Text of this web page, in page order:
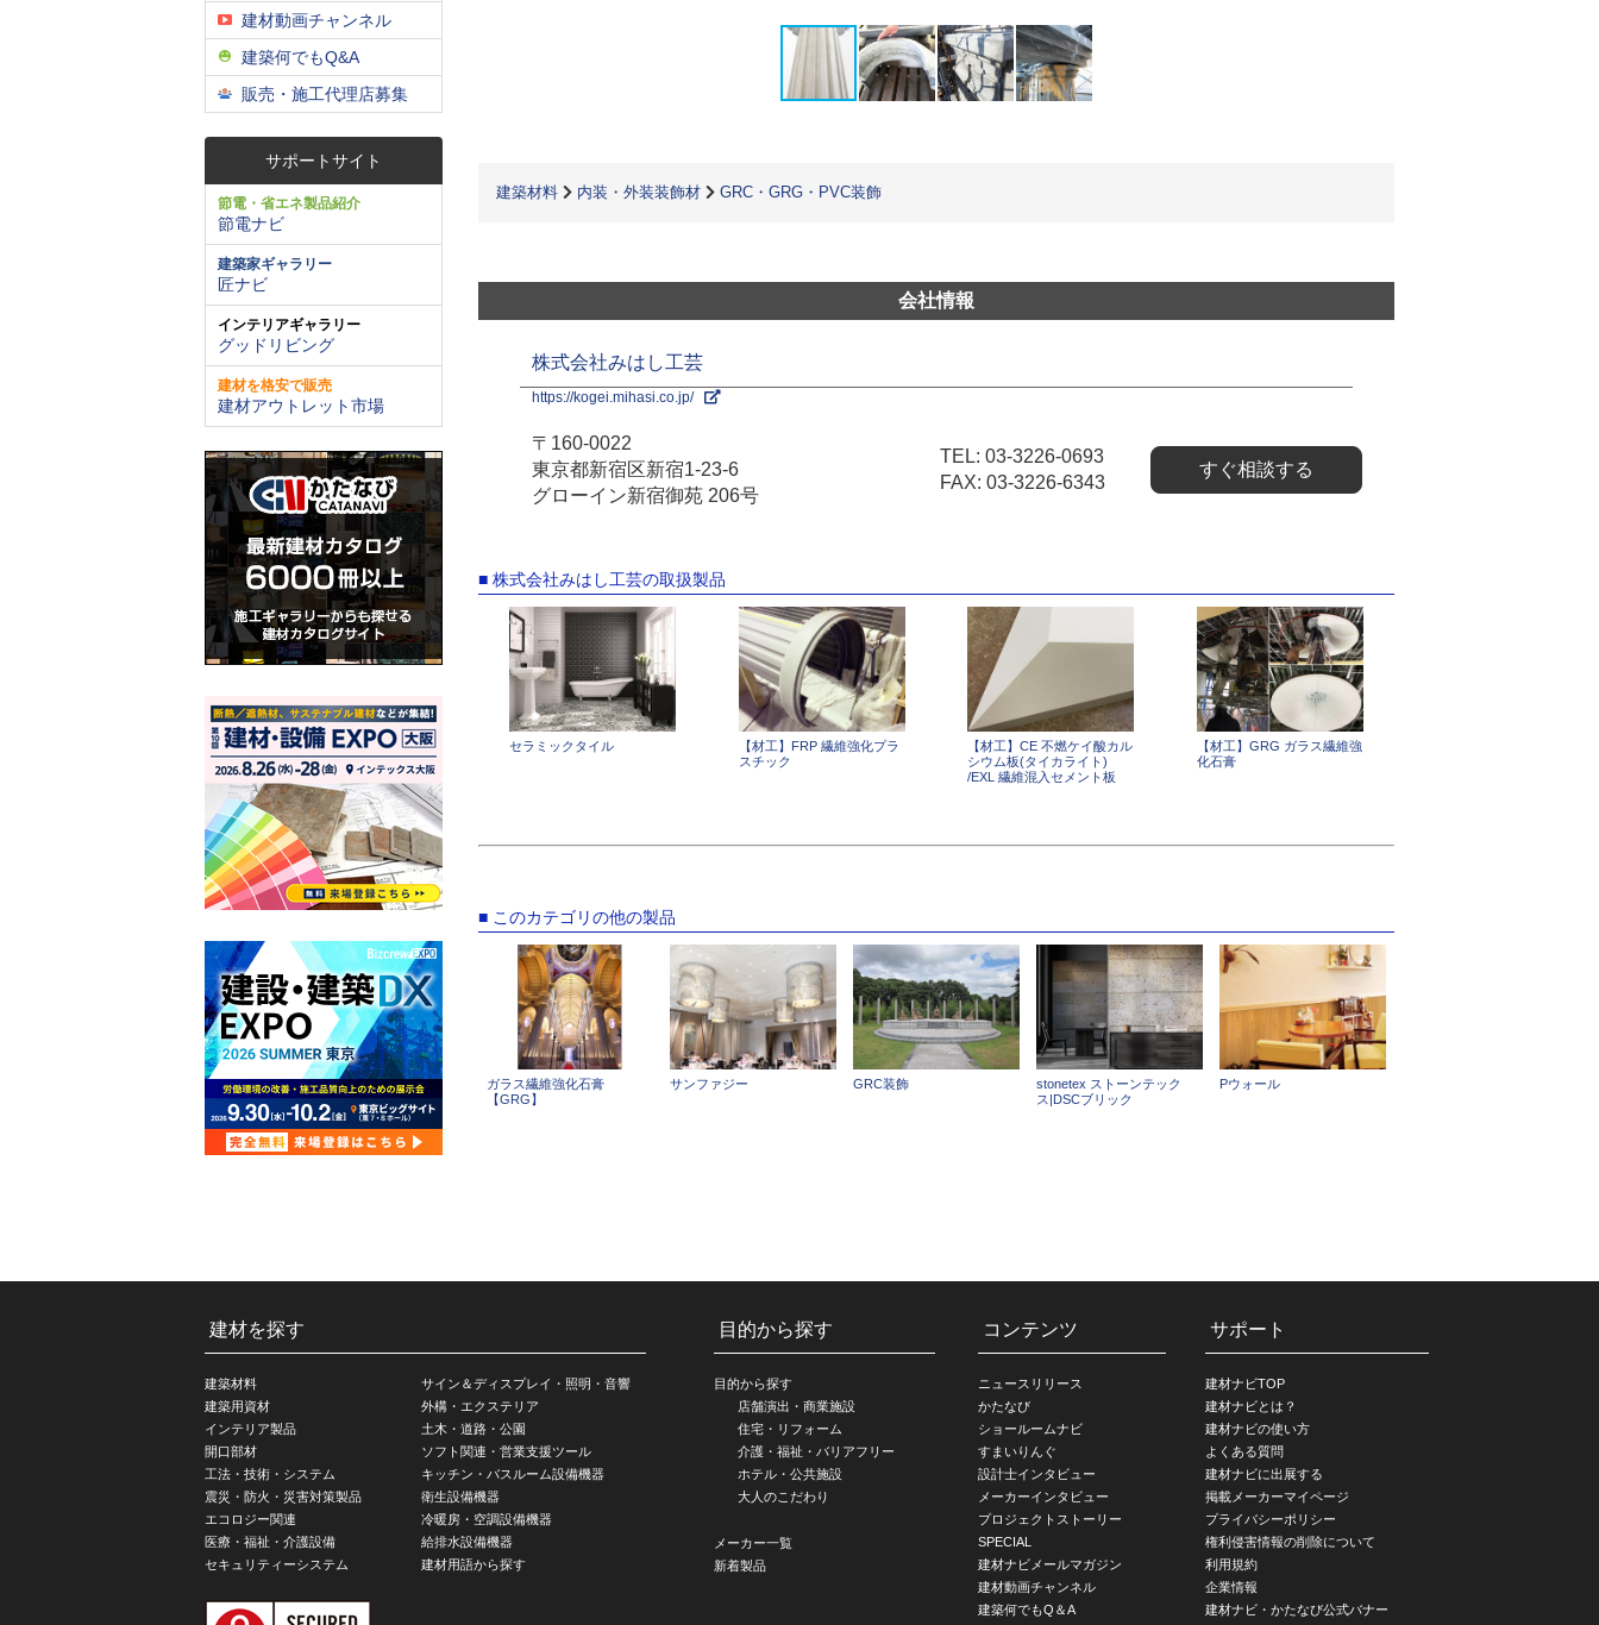
建材動画チャンネル
建築何でもQ&A
販売・施工代理店募集
サポートサイト
節電・省エネ製品紹介
節電ナビ
建築家ギャラリー
匠ナビ
インテリアギャラリー
グッドリビング
建材を格安で販売
建材アウトレット市場
建築材料 内装・外装装飾材 GRC・GRG・PVC装飾
会社情報
株式会社みはし工芸
https://kogei.mihasi.co.jp/
〒160-0022
東京都新宿区新宿1-23-6
グローイン新宿御苑 206号
TEL: 03-3226-0693
FAX: 03-3226-6343
すぐ相談する
■ 株式会社みはし工芸の取扱製品
セラミックタイル
【材工】FRP 繊維強化プラ
スチック
【材工】CE 不燃ケイ酸カル
シウム板(タイカライト)
/EXL 繊維混入セメント板
【材工】GRG ガラス繊維強
化石膏
■ このカテゴリの他の製品
ガラス繊維強化石膏
【GRG】
サンファジー GRC装飾
stonetex ストーンテック
ス|DSCブリック
Pウォール
建材を探す
建築材料
建築用資材
インテリア製品
開口部材
工法・技術・システム
震災・防火・災害対策製品
エコロジー関連
医療・福祉・介護設備
セキュリティーシステム
サイン＆ディスプレイ・照明・音響
外構・エクステリア
土木・道路・公園
ソフト関連・営業支援ツール
キッチン・バスルーム設備機器
衛生設備機器
冷暖房・空調設備機器
給排水設備機器
建材用語から探す
目的から探す
目的から探す
店舗演出・商業施設
住宅・リフォーム
介護・福祉・バリアフリー
ホテル・公共施設
大人のこだわり
メーカー一覧
新着製品
コンテンツ
ニュースリリース
かたなび
ショールームナビ
すまいりんぐ
設計士インタビュー
メーカーインタビュー
プロジェクトストーリー
SPECIAL
建材ナビメールマガジン
建材動画チャンネル
建築何でもQ＆A
サポート
建材ナビTOP
建材ナビとは？
建材ナビの使い方
よくある質問
建材ナビに出展する
掲載メーカーマイページ
プライバシーポリシー
権利侵害情報の削除について
利用規約
企業情報
建材ナビ・かたなび公式バナー